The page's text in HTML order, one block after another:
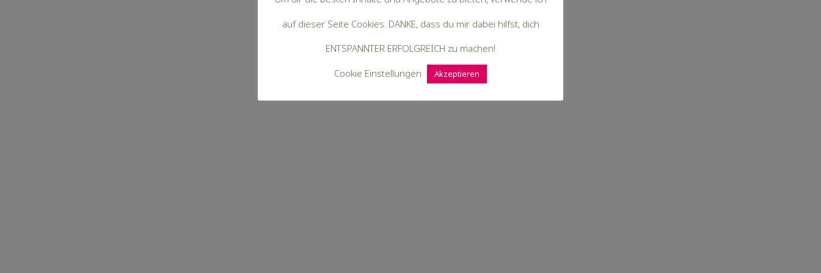
auf dieser Seite Cookies. DANKE, dass du mir dabei hilfst, dich
ENTSPANNTER ERFOLGREICH zu machen!
Cookie Einstellungen Akzeptieren